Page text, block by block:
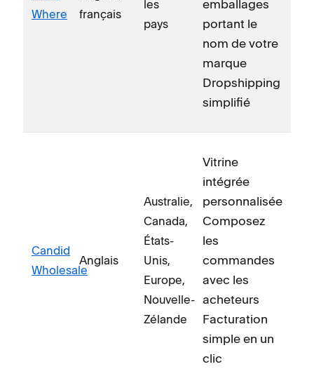
Where
français
les
pays
emballages
portant le
nom de votre
marque
Dropshipping
simplifié
Candid
Wholesale
Anglais
Australie,
Canada,
États-
Unis,
Europe,
Nouvelle-
Zélande
Vitrine
intégrée
personnalisée
Composez
les
commandes
avec les
acheteurs
Facturation
simple en un
clic